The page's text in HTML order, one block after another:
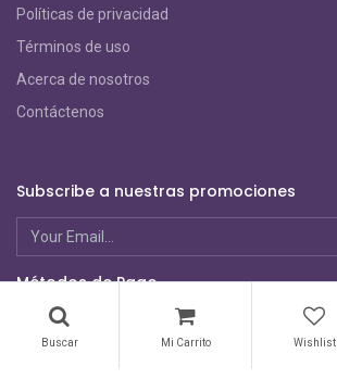
Buscar Mi Carrito Wishlist
Políticas de privacidad
Términos de uso
Acerca de nosotros
Contáctenos
Subscribe a nuestras promociones
Métodos de Pago